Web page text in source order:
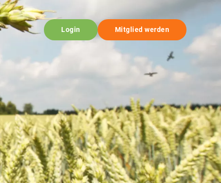
Login Mitglied werden